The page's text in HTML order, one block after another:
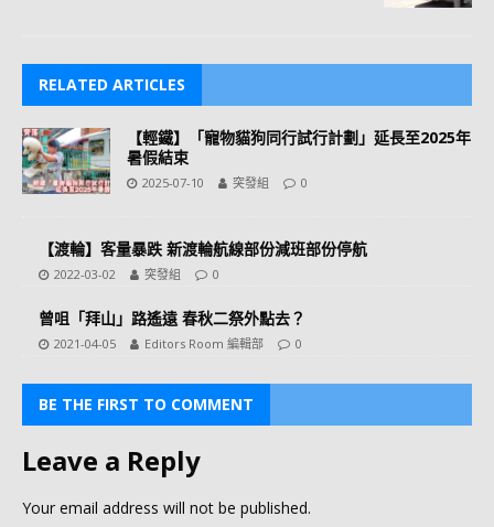
RELATED ARTICLES
【輕鐵】「寵物貓狗同行試行計劃」延長至2025年
暑假結束
2025-07-10 突發組 0
【渡輪】客量暴跌 新渡輪航線部份減班部份停航
2022-03-02 突發組 0
曾咀「拜山」路遙遠 春秋二祭外點去？
2021-04-05 Editors Room 編輯部 0
BE THE FIRST TO COMMENT
Leave a Reply
Your email address will not be published.